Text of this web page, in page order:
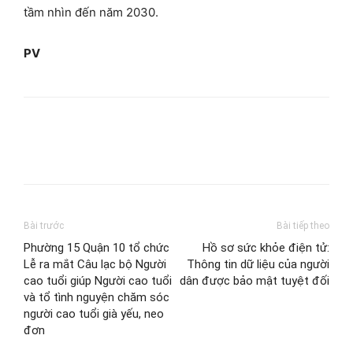
tầm nhìn đến năm 2030.
PV
Bài trước
Phường 15 Quận 10 tổ chức
Lễ ra mắt Câu lạc bộ Người
cao tuổi giúp Người cao tuổi
và tổ tình nguyện chăm sóc
người cao tuổi già yếu, neo
đơn
Bài tiếp theo
Hồ sơ sức khỏe điện tử:
Thông tin dữ liệu của người
dân được bảo mật tuyệt đối